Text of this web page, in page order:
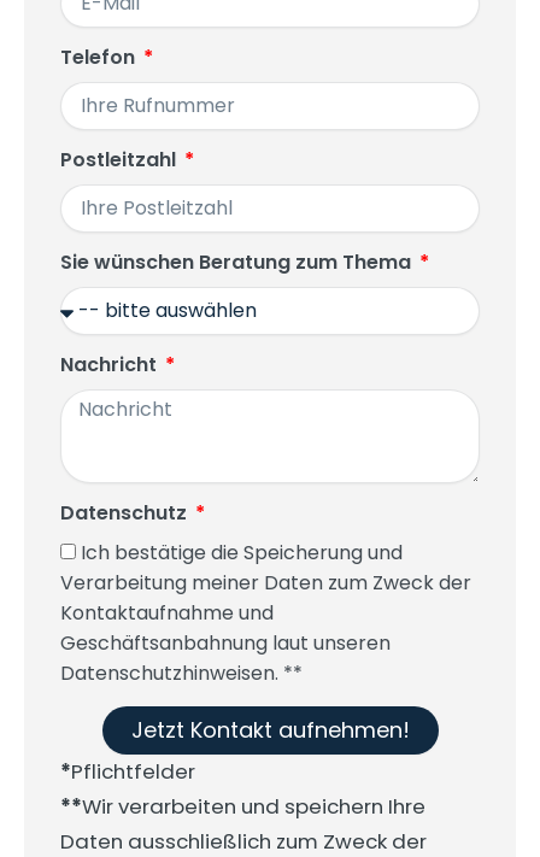
Telefon
Postleitzahl
Sie wünschen Beratung zum Thema
Nachricht
Datenschutz
Ich bestätige die Speicherung und
Verarbeitung meiner Daten zum Zweck der
Kontaktaufnahme und
Geschäftsanbahnung laut unseren
Datenschutzhinweisen. **
Jetzt Kontakt aufnehmen!
*Pflichtfelder
**Wir verarbeiten und speichern Ihre
Daten ausschließlich zum Zweck der